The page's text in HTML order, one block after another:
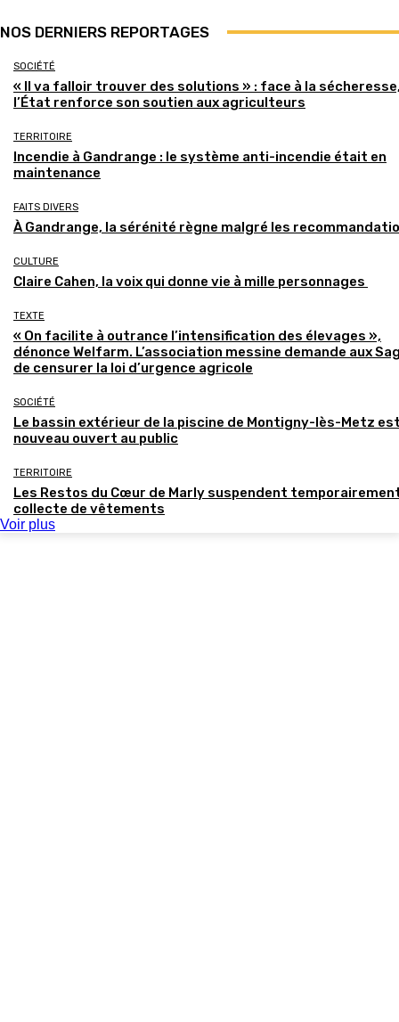
NOS DERNIERS REPORTAGES
SOCIÉTÉ
« Il va falloir trouver des solutions » : face à la
l’État renforce son soutien aux agriculteurs
TERRITOIRE
Incendie à Gandrange : le système anti-incendie était en
maintenance
FAITS DIVERS
À Gandrange, la sérénité règne malgré les
CULTURE
Claire Cahen, la voix qui donne vie à mille personnages
TEXTE
« On facilite à outrance l’intensification des élevages »,
dénonce Welfarm. L’association messine demande aux
de censurer la loi d’urgence agricole
SOCIÉTÉ
Le bassin extérieur de la piscine de Montigny-lès-Metz
nouveau ouvert au public
TERRITOIRE
Les Restos du Cœur de Marly suspendent
collecte de vêtements
Voir plus